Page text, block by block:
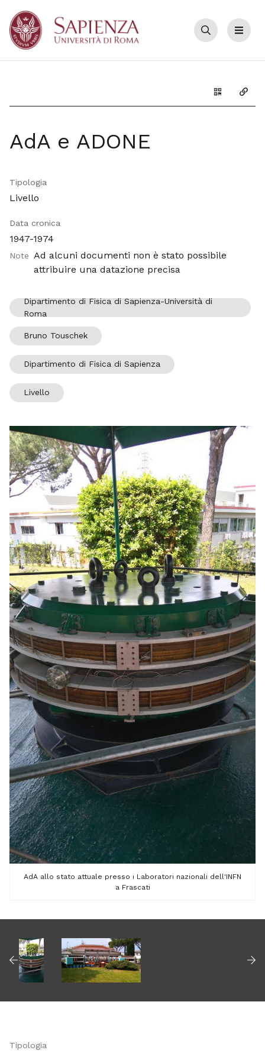
Cerca Menu
Genera il
AdA e ADONE
Tipologia
Livello
Data cronica
1947-1974
Note Ad alcuni documenti non è stato possibile
attribuire una datazione precisa
Dipartimento di Fisica di Sapienza-Università di
Roma
Bruno Touschek
Dipartimento di Fisica di Sapienza
Livello
AdA allo stato attuale presso i Laboratori nazionali dell'INFN
a Frascati
Tipologia